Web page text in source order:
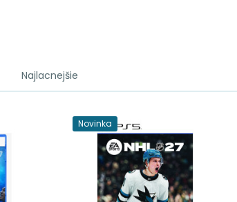
Najlacnejšie
Novinka